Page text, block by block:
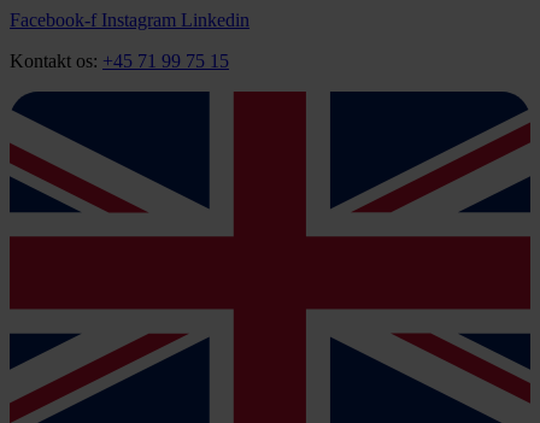
Videre
indhold
Facebook-f Instagram Linkedin
Kontakt os: +45 71 99 75 15